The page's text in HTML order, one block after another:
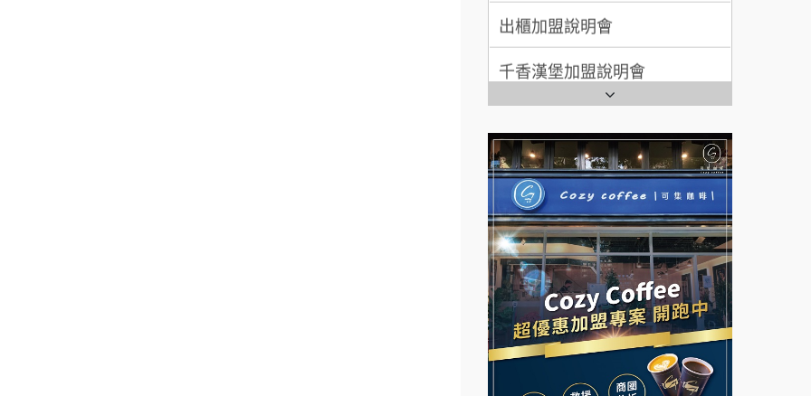
日十。早午食加盟說明會
拾鑶火鍋加盟說明會
全家加盟說明會
台灣G湯加盟說明會
彭富貴加盟說明會
NU PASTA義大利麵加盟說明
會
潮鍋癮加盟說明會
蓁伙烤倆吃加盟說明會
霏等茶加盟說明會
出櫃加盟說明會
千香漢堡加盟說明會
七盞茶加盟說明會
拉亞漢堡加盟說明會
杜芳子古味茶鋪加盟說明會
優握握×酸奶大獅加盟說明會
冬城門加盟說明會
拾鑶火鍋加盟說明會
阿性情趣無人販售所加盟明會